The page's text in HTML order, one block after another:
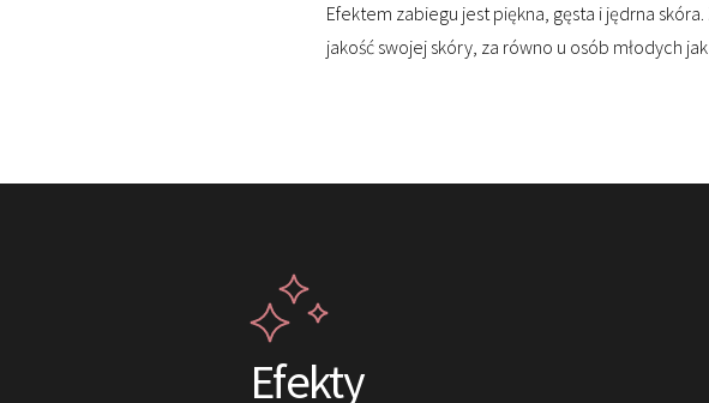
Efektem zabiegu jest piękna, gęsta i jędrna
jakość swojej skóry, za równo u osób młodych
Efekty